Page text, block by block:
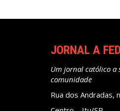
JORNAL A
Um jornal católico a
comunidade
Rua dos Andradas,